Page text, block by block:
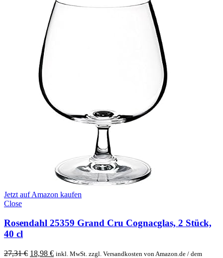
Jetzt auf Amazon kaufen
Close
Rosendahl 25359 Grand Cru Cognacglas, 2 Stück,
40 cl
27,31€ Original
18,98 €Current
inkl. MwSt. zzgl. Versandkosten von Amazon.de / dem